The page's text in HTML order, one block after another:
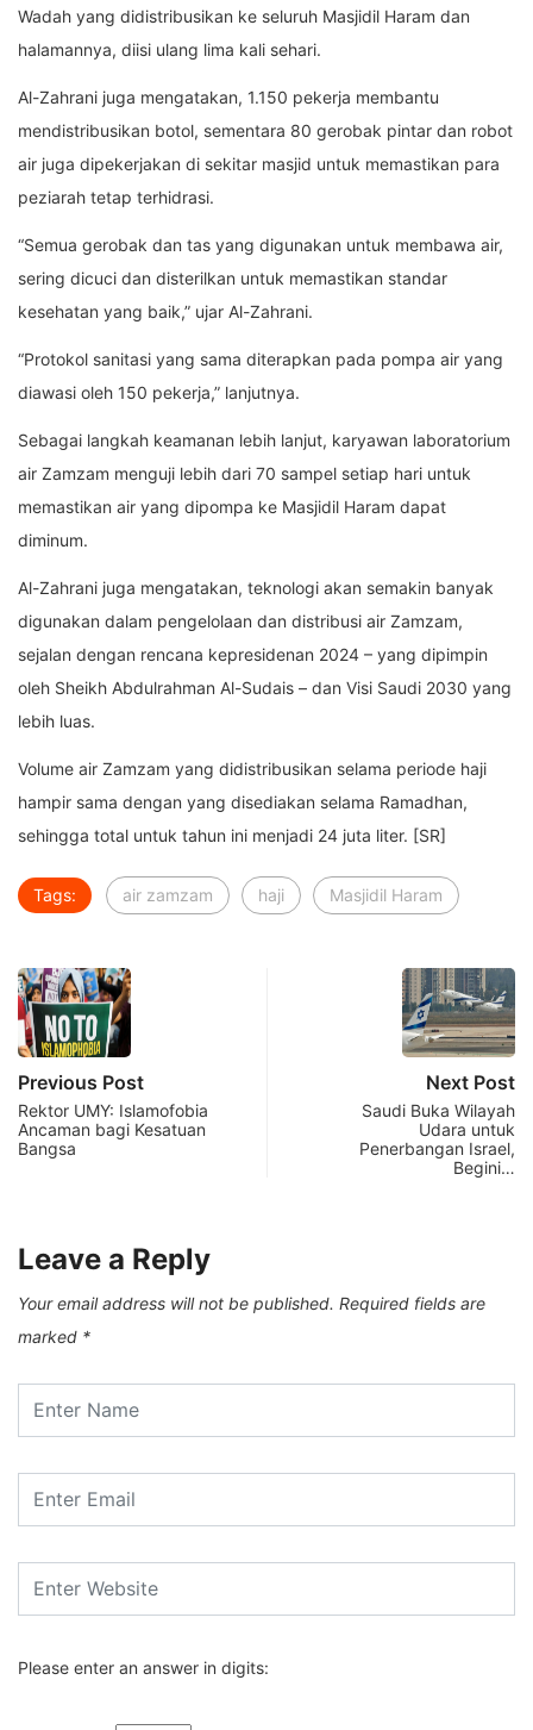
Wadah yang didistribusikan ke seluruh Masjidil Haram dan
halamannya, diisi ulang lima kali sehari.
Al-Zahrani juga mengatakan, 1.150 pekerja membantu
mendistribusikan botol, sementara 80 gerobak pintar dan robot
air juga dipekerjakan di sekitar masjid untuk memastikan para
peziarah tetap terhidrasi.
“Semua gerobak dan tas yang digunakan untuk membawa air,
sering dicuci dan disterilkan untuk memastikan standar
kesehatan yang baik,” ujar Al-Zahrani.
“Protokol sanitasi yang sama diterapkan pada pompa air yang
diawasi oleh 150 pekerja,” lanjutnya.
Sebagai langkah keamanan lebih lanjut, karyawan laboratorium
air Zamzam menguji lebih dari 70 sampel setiap hari untuk
memastikan air yang dipompa ke Masjidil Haram dapat
diminum.
Al-Zahrani juga mengatakan, teknologi akan semakin banyak
digunakan dalam pengelolaan dan distribusi air Zamzam,
sejalan dengan rencana kepresidenan 2024 – yang dipimpin
oleh Sheikh Abdulrahman Al-Sudais – dan Visi Saudi 2030 yang
lebih luas.
Volume air Zamzam yang didistribusikan selama periode haji
hampir sama dengan yang disediakan selama Ramadhan,
sehingga total untuk tahun ini menjadi 24 juta liter. [SR]
Tags: air zamzam haji Masjidil Haram
Previous Post
Rektor UMY: Islamofobia
Ancaman bagi Kesatuan
Bangsa
Next Post
Saudi Buka Wilayah
Udara untuk
Penerbangan Israel,
Begini…
Leave a Reply
Your email address will not be published. Required fields are
marked *
Please enter an answer in digits: